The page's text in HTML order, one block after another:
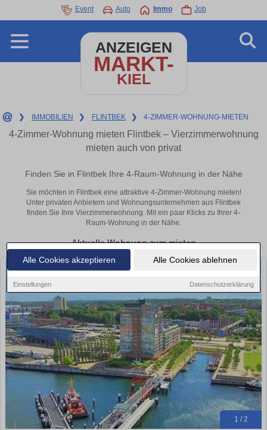
Alle Cookies akzeptieren Alle Cookies ablehnen
Einstellungen Datenschutzerklärung
Event Auto Immo Job
ANZEIGEN
MARKT-
KIEL
❯ IMMOBILIEN ❯ FLINTBEK ❯ 4-ZIMMER-WOHNUNG-MIETEN
4-Zimmer-Wohnung mieten Flintbek – Vierzimmerwohnung
mieten auch von privat
Finden Sie in Flintbek Ihre 4-Raum-Wohnung in der Nähe
Sie möchten in Flintbek eine attraktive 4-Zimmer-Wohnung mieten!
Unter privaten Anbietern und Wohnungsunternehmen aus Flintbek
finden Sie Ihre Vierzimmerwohnung. Mit ein paar Klicks zu Ihrer 4-
Raum-Wohnung in der Nähe.
Aktuelle Wohnung zum mieten
1 / 2